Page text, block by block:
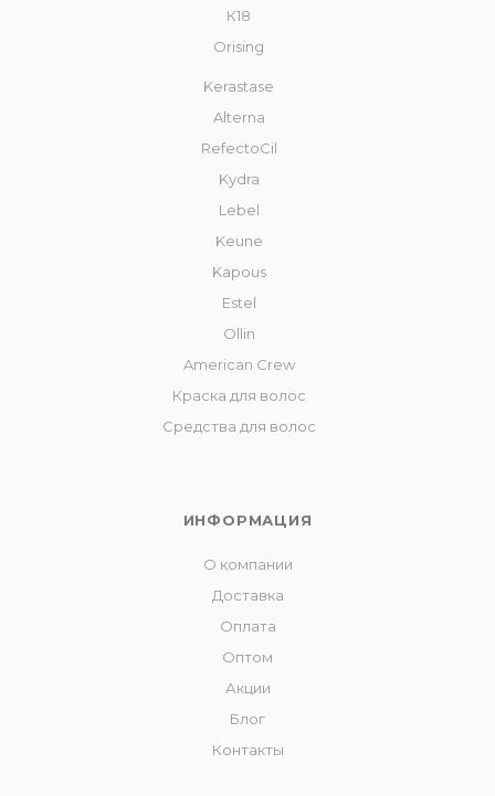
К18
Orising
Kerastase
Alterna
RefectoCil
Kydra
Lebel
Keune
Kapous
Estel
Ollin
American Crew
Краска для волос
Средства для волос
ИНФОРМАЦИЯ
О компании
Доставка
Оплата
Оптом
Акции
Блог
Контакты